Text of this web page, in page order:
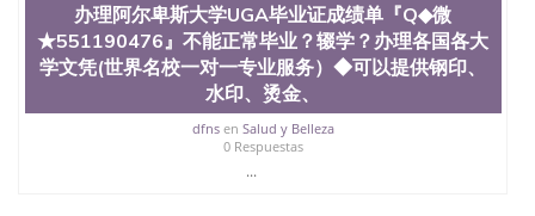
办理阿尔卑斯大学UGA毕业证成绩单『Q◆微
★551190476』不能正常毕业？辍学？办理各国各大
学文凭(世界名校一对一专业服务）◆可以提供钢印、
水印、烫金、
dfnsen Salud y Belleza
0 Respuestas
...